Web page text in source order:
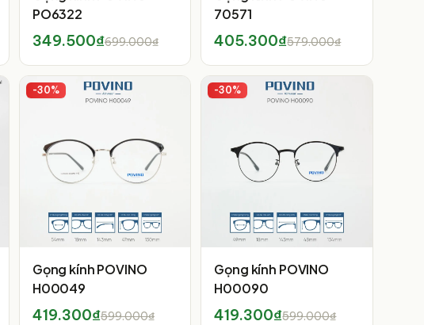
PO6322
349.500₫699.000₫
70571
405.300₫579.000₫
-30%
Gọng kính POVINO
H00049
419.300₫599.000₫
-30%
Gọng kính POVINO
H00090
419.300₫599.000₫